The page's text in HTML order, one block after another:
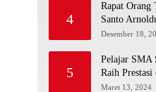
PERTAMA
4
Rapat Orang
Santo
Siap
Desember 18,
5
Pelajar SMA
Raih
Ekonomi IV,
Maret 13, 2024